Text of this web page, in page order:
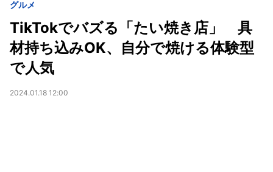
グルメ
TikTokでバズる「たい焼き店」 具
材持ち込みOK、自分で焼ける体験型
で人気
2024.01.18 12:00